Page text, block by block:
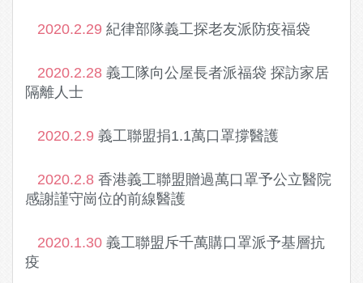
2020.2.29 紀律部隊義工探老友派防疫福袋
2020.2.28 義工隊向公屋長者派福袋 探訪家居
隔離人士
2020.2.9 義工聯盟捐1.1萬口罩撐醫護
2020.2.8 香港義工聯盟贈過萬口罩予公立醫院
感謝謹守崗位的前線醫護
2020.1.30 義工聯盟斥千萬購口罩派予基層抗
疫